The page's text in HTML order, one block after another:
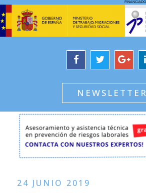
NEWSLETTER
24 JUNIO 2019